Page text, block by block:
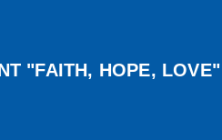
"FAITH, HOPE, LOVE"